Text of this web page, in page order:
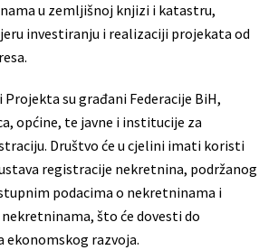
u zemljišnoj knjizi i katastru,
investiranju i realizaciji projekata od
su građani Federacije BiH,
općine, te javne i institucije za
Društvo će u cjelini imati koristi
registracije nekretnina, podržanog
podacima o nekretninama i
što će dovesti do
ekonomskog razvoja.